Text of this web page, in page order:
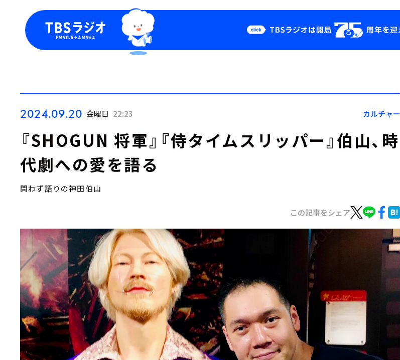
Podcast
YouTube
2024.09.20 金曜日 22:23 カルチャー
『SHOGUN 将軍』『侍タイムスリッパー』伯山、時
代劇への愛を語る
問わず語りの神田伯山
この記事をシェア